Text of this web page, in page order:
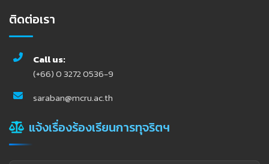
ติดต่อเรา
Call us:
(+66) 0 3272 0536-9
saraban@mcru.ac.th
แจ้งเรื่องร้องเรียนการทุจริตฯ